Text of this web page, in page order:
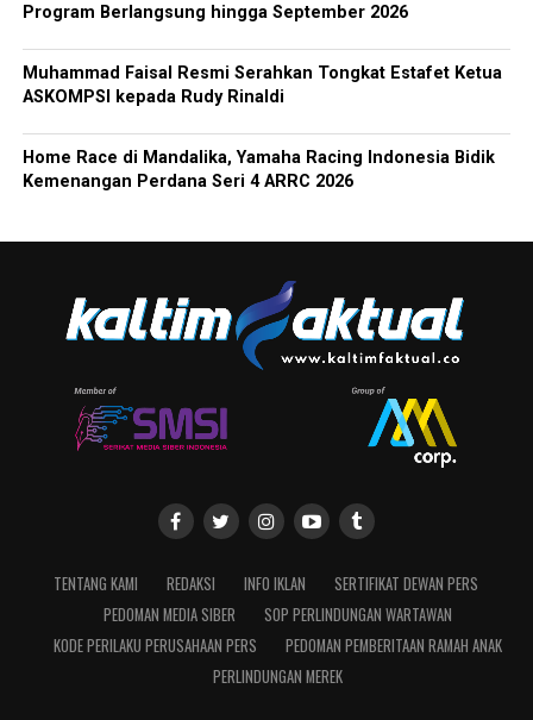
Program Berlangsung hingga September 2026
Muhammad Faisal Resmi Serahkan Tongkat Estafet Ketua
ASKOMPSI kepada Rudy Rinaldi
Home Race di Mandalika, Yamaha Racing Indonesia Bidik
Kemenangan Perdana Seri 4 ARRC 2026
TENTANG KAMI REDAKSI INFO IKLAN
SERTIFIKAT DEWAN PERS
PEDOMAN MEDIA SIBER
SOP PERLINDUNGAN WARTAWAN
KODE PERILAKU PERUSAHAAN PERS
PEDOMAN PEMBERITAAN RAMAH ANAK
PERLINDUNGAN MEREK